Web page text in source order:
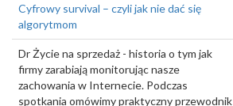
Cyfrowy survival – czyli jak nie dać się
algorytmom
Dr Życie na sprzedaż - historia o tym jak
firmy zarabiają monitorując nasze
zachowania w Internecie. Podczas
spotkania omówimy praktyczny przewodnik